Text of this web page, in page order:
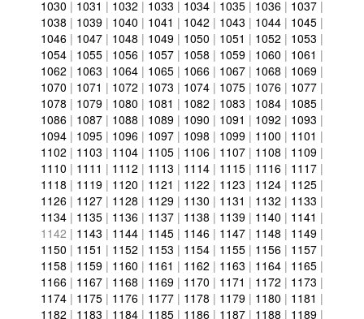
1030 | 1031 | 1032 | 1033 | 1034 | 1035 | 1036 | 1037 |
1038 | 1039 | 1040 | 1041 | 1042 | 1043 | 1044 | 1045 |
1046 | 1047 | 1048 | 1049 | 1050 | 1051 | 1052 | 1053 |
1054 | 1055 | 1056 | 1057 | 1058 | 1059 | 1060 | 1061 |
1062 | 1063 | 1064 | 1065 | 1066 | 1067 | 1068 | 1069 |
1070 | 1071 | 1072 | 1073 | 1074 | 1075 | 1076 | 1077 |
1078 | 1079 | 1080 | 1081 | 1082 | 1083 | 1084 | 1085 |
1086 | 1087 | 1088 | 1089 | 1090 | 1091 | 1092 | 1093 |
1094 | 1095 | 1096 | 1097 | 1098 | 1099 | 1100 | 1101 |
1102 | 1103 | 1104 | 1105 | 1106 | 1107 | 1108 | 1109 |
1110 | 1111 | 1112 | 1113 | 1114 | 1115 | 1116 | 1117 |
1118 | 1119 | 1120 | 1121 | 1122 | 1123 | 1124 | 1125 |
1126 | 1127 | 1128 | 1129 | 1130 | 1131 | 1132 | 1133 |
1134 | 1135 | 1136 | 1137 | 1138 | 1139 | 1140 | 1141 |
1142 | 1143 | 1144 | 1145 | 1146 | 1147 | 1148 | 1149 |
1150 | 1151 | 1152 | 1153 | 1154 | 1155 | 1156 | 1157 |
1158 | 1159 | 1160 | 1161 | 1162 | 1163 | 1164 | 1165 |
1166 | 1167 | 1168 | 1169 | 1170 | 1171 | 1172 | 1173 |
1174 | 1175 | 1176 | 1177 | 1178 | 1179 | 1180 | 1181 |
1182 | 1183 | 1184 | 1185 | 1186 | 1187 | 1188 | 1189 |